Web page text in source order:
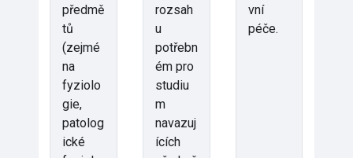
předmě
tů
(zejmé
na
fyziolo
gie,
patolog
ické
rozsah
u
potřebn
ém pro
studiu
m
navazuj
ících
vní
péče.